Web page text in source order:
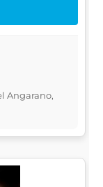
Angarano,